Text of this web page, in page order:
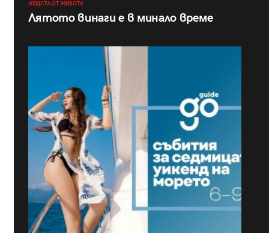
НЕЩАТА ОТ ЖИВОТА
Лятото винаги е в минало време